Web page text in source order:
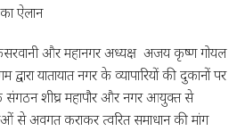
का ऐलान
केसरवानी और महानगर अध्यक्ष अजय कृष्ण गोयल
यातायात नगर के व्यापारियों की दुकानों पर
शीघ्र महापौर और नगर आयुक्त से
से अवगत कराकर त्वरित समाधान की मांग